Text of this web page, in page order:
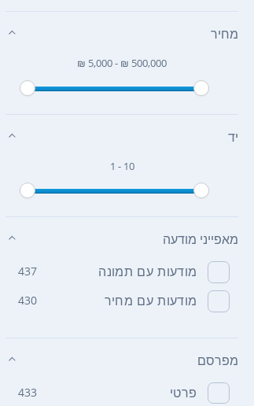
מחיר
₪ 5,000 - ₪ 500,000
יד
1 - 10
מאפייני מודעה
מודעות עם תמונה 437
מודעות עם מחיר 430
מפרסם
פרטי 433